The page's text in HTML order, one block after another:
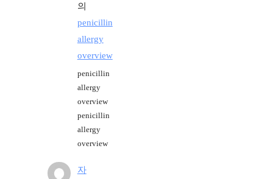
의
penicillin
allergy
overview
penicillin
allergy
overview
penicillin
allergy
overview
자